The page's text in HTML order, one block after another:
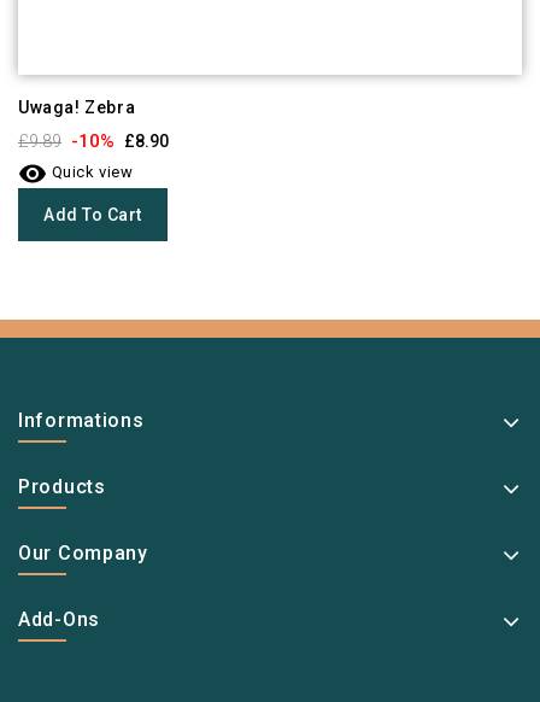
Uwaga! Zebra
£9.89 -10% £8.90
 Quick view
Add To Cart
Informations
Products
Our Company
Add-Ons